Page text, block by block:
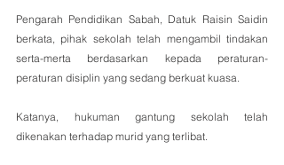
Pengarah Pendidikan Sabah, Datuk Raisin Saidin
berkata, pihak sekolah telah mengambil tindakan
serta-merta berdasarkan kepada peraturan-
peraturan disiplin yang sedang berkuat kuasa.
Katanya, hukuman gantung sekolah telah
dikenakan terhadap murid yang terlibat.